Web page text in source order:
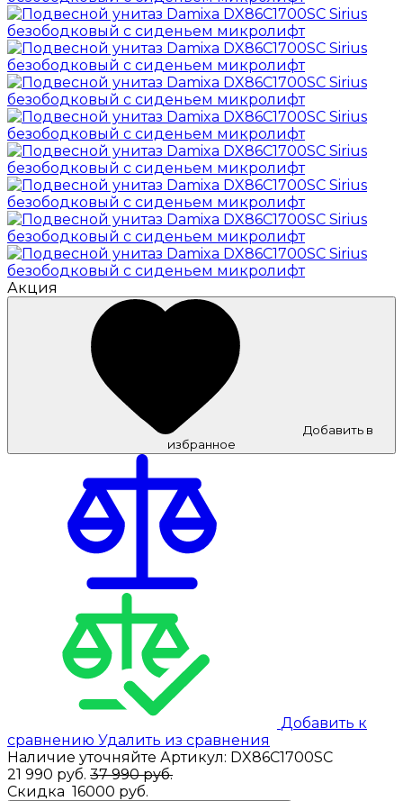
Акция
Добавить в
избранное
Добавить к
сравнению Удалить из сравнения
Наличие уточняйте Артикул: DX86C1700SC
21 990 руб. 37 990 руб.
Скидка 16000 руб.